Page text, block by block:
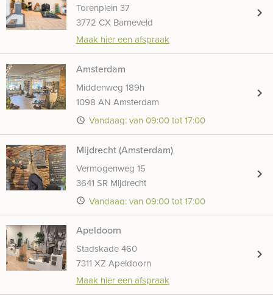
Torenplein 37
3772 CX Barneveld
Maak hier een afspraak
chevron_right
Amsterdam
Middenweg 189h
1098 AN Amsterdam
access_time Vandaag: van 09:00 tot 17:00
chevron_right
Mijdrecht (Amsterdam)
Vermogenweg 15
3641 SR Mijdrecht
access_time Vandaag: van 09:00 tot 17:00
chevron_right
Apeldoorn
Stadskade 460
7311 XZ Apeldoorn
Maak hier een afspraak
chevron_right